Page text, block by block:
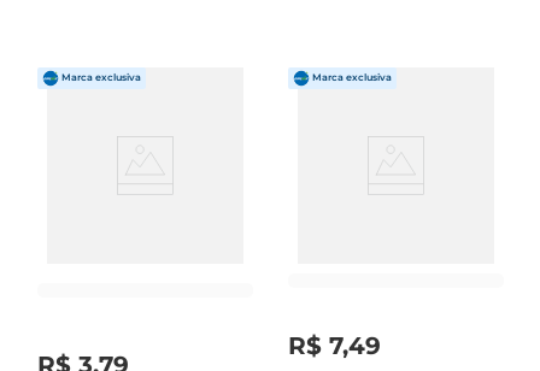
elemento fresco e saboroso para suas
preparações. Ao utilizar o Alho Caneco de Ouro,
maneira autêntica, seja em molhos, carnes,
na preparação dos pratos. O pacote de 500g é
R$ 3,79
R$ 7,49